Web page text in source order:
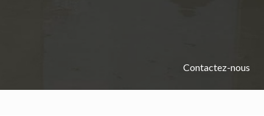
Contactez-nous